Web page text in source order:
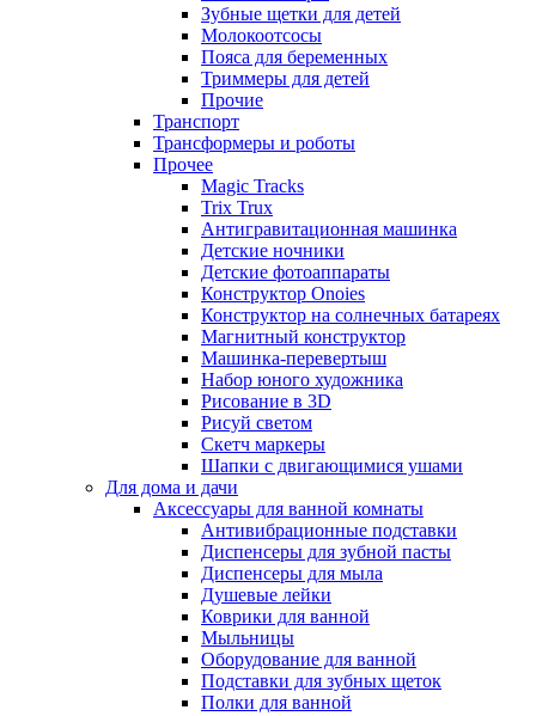
Зубные щетки для детей
Молокоотсосы
Пояса для беременных
Триммеры для детей
Прочие
Транспорт
Трансформеры и роботы
Прочее
Magic Tracks
Trix Trux
Антигравитационная машинка
Детские ночники
Детские фотоаппараты
Конструктор Onoies
Конструктор на солнечных батареях
Магнитный конструктор
Машинка-перевертыш
Набор юного художника
Рисование в 3D
Рисуй светом
Скетч маркеры
Шапки с двигающимися ушами
Для дома и дачи
Аксессуары для ванной комнаты
Антивибрационные подставки
Диспенсеры для зубной пасты
Диспенсеры для мыла
Душевые лейки
Коврики для ванной
Мыльницы
Оборудование для ванной
Подставки для зубных щеток
Полки для ванной